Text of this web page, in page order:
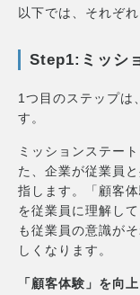
以下では、それぞ
Step1:ミッシ
1つ目のステップは、
す。
ミッションステー
た、企業が従業員
指します。「顧客
を従業員に理解し
も従業員の意識が
しくなります。
「顧客体験」を向